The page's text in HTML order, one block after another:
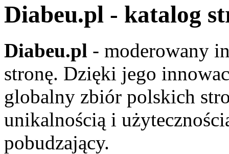
Diabeu.pl - katalog
Diabeu.pl - moderowany
stronę. Dzięki jego
globalny zbiór polskich
unikalnością i
pobudzający.